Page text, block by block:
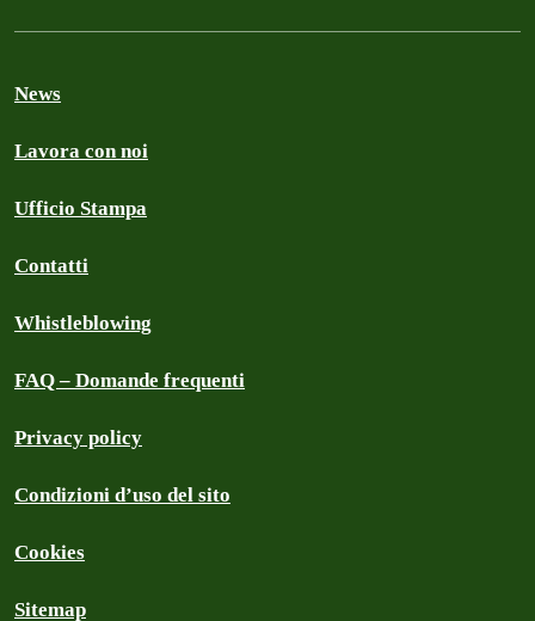
News
Lavora con noi
Ufficio Stampa
Contatti
Whistleblowing
FAQ – Domande frequenti
Privacy policy
Condizioni d’uso del sito
Cookies
Sitemap